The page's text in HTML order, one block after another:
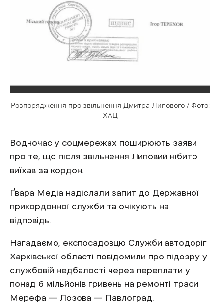
Розпорядження про звільнення Дмитра Липового / Фото:
ХАЦ
Водночас у соцмережах поширюють заяви
про те, що після звільнення Липовий нібито
виїхав за кордон.
Ґвара Медіа надіслали запит до Державної
прикордонної служби та очікують на
відповідь.
Нагадаємо, експосадовцю Служби автодоріг
Харківської області повідомили про підозру у
службовій недбалості через переплати у
понад 6 мільйонів гривень на ремонті траси
Мерефа — Лозова — Павлоград.